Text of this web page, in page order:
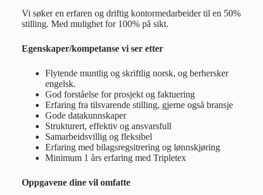
Vi søker en erfaren og driftig kontormedarbeider til en 50%
stilling. Med mulighet for 100% på sikt.
Egenskaper/kompetanse vi ser etter
Flytende muntlig og skriftlig norsk, og berhersker
engelsk.
God forståelse for prosjekt og faktuering
Erfaring fra tilsvarende stilling, gjerne også bransje
Gode datakunnskaper
Strukturert, effektiv og ansvarsfull
Samarbeidsvillig og fleksibel
Erfaring med bilagsregsitrering og lønnskjøring
Minimum 1 års erfaring med Tripletex
Oppgavene dine vil omfatte